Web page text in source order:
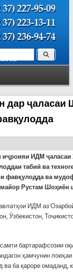
Поиск
дар ҷаласаи
иҷроияи ИДМ
табиӣ ва
фавқулодда ва
Рустам Шоҳиён
ИДМ аз
Ӯзбекистон,
бартарафсозии
ҳамчунин
ба қароре омаданд,